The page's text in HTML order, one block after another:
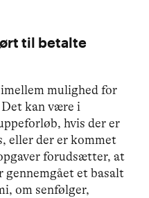
til betalte
mulighed for
kan være i
hvis der er
eller der er kommet
forudsætter, at
gennemgået et basalt
om senfølger,